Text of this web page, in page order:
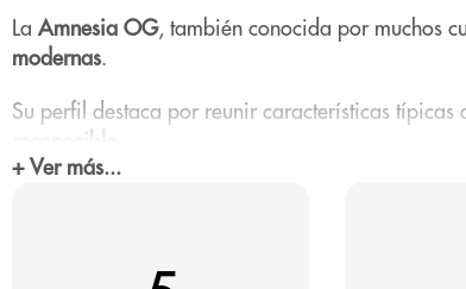
LaAmnesia OG, también conocida por muchos
modernas.
Su perfil destaca por reunir características típicas
reconocible
Aroma de Amnesia OG CBD
+ Ver más...